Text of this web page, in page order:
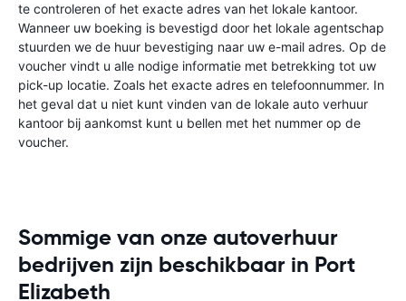
te controleren of het exacte adres van het lokale kantoor.
Wanneer uw boeking is bevestigd door het lokale agentschap
stuurden we de huur bevestiging naar uw e-mail adres. Op de
voucher vindt u alle nodige informatie met betrekking tot uw
pick-up locatie. Zoals het exacte adres en telefoonnummer. In
het geval dat u niet kunt vinden van de lokale auto verhuur
kantoor bij aankomst kunt u bellen met het nummer op de
voucher.
Sommige van onze autoverhuur
bedrijven zijn beschikbaar in Port
Elizabeth